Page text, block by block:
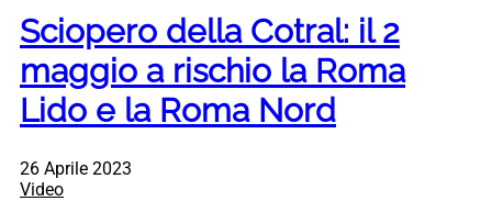
Sciopero della Cotral: il 2
maggio a rischio la Roma
Lido e la Roma Nord
26 Aprile 2023
Video